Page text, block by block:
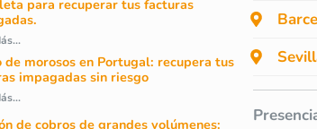
para recuperar tus facturas
de morosos en Portugal: recupera tus
impagadas sin riesgo
de cobros de grandes volúmenes: